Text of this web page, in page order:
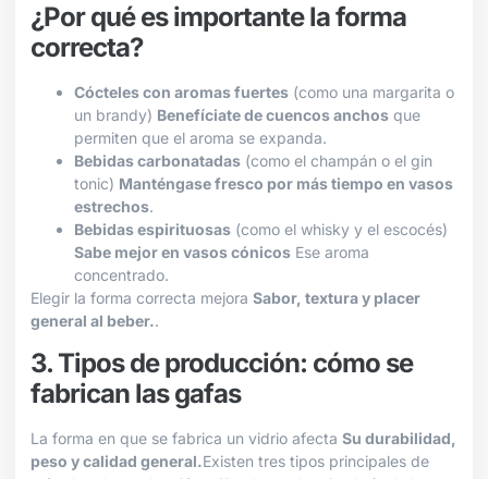
¿Por qué es importante la forma
correcta?
Cócteles con aromas fuertes (como una margarita o
un brandy) Benefíciate de cuencos anchos que
permiten que el aroma se expanda.
Bebidas carbonatadas (como el champán o el gin
tonic) Manténgase fresco por más tiempo en vasos
estrechos.
Bebidas espirituosas (como el whisky y el escocés)
Sabe mejor en vasos cónicos Ese aroma
concentrado.
Elegir la forma correcta mejora Sabor, textura y placer
general al beber..
3. Tipos de producción: cómo se
fabrican las gafas
La forma en que se fabrica un vidrio afecta Su durabilidad,
peso y calidad general.Existen tres tipos principales de